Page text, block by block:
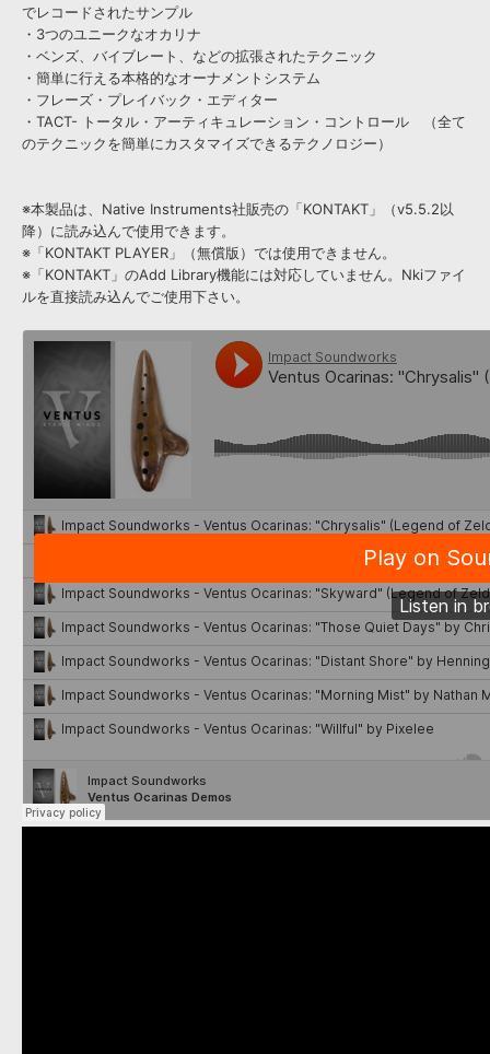
でレコードされたサンプル
・3つのユニークなオカリナ
・ベンズ、バイブレート、などの拡張されたテクニック
・簡単に行える本格的なオーナメントシステム
・フレーズ・プレイバック・エディター
・TACT- トータル・アーティキュレーション・コントロール （全て
のテクニックを簡単にカスタマイズできるテクノロジー）
※本製品は、Native Instruments社販売の「KONTAKT」（v5.5.2以
降）に読み込んで使用できます。
※「KONTAKT PLAYER」（無償版）では使用できません。
※「KONTAKT」のAdd Library機能には対応していません。Nkiファイ
ルを直接読み込んでご使用下さい。